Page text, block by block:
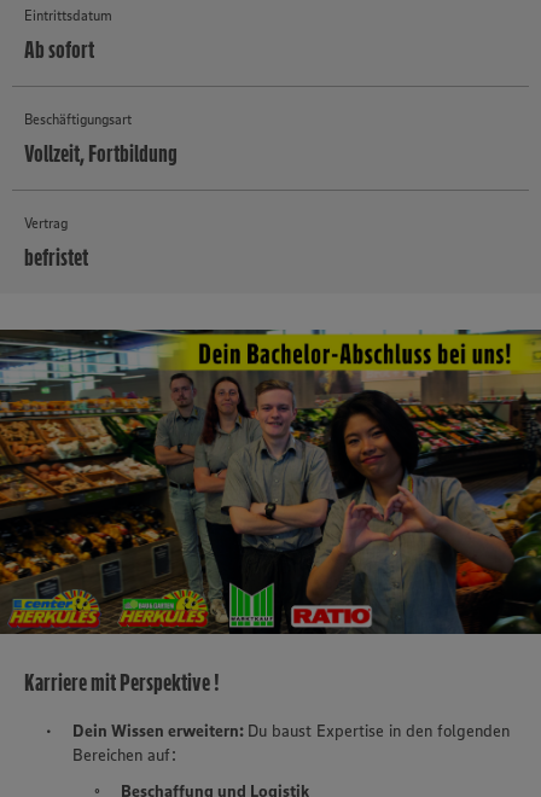
Eintrittsdatum
Ab sofort
Beschäftigungsart
Vollzeit, Fortbildung
Vertrag
befristet
Karriere mit Perspektive !
Dein Wissen erweitern: Du baust Expertise in den folgenden
Bereichen auf:
Beschaffung und Logistik